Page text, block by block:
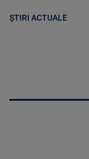
ȘTIRI ACTUALE